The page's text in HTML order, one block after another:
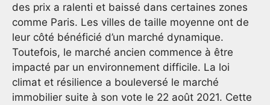
des prix a ralenti et baissé dans certaines zones
comme Paris. Les villes de taille moyenne ont de
leur côté bénéficié d’un marché dynamique.
Toutefois, le marché ancien commence à être
impacté par un environnement difficile. La loi
climat et résilience a bouleversé le marché
immobilier suite à son vote le 22 août 2021. Cette